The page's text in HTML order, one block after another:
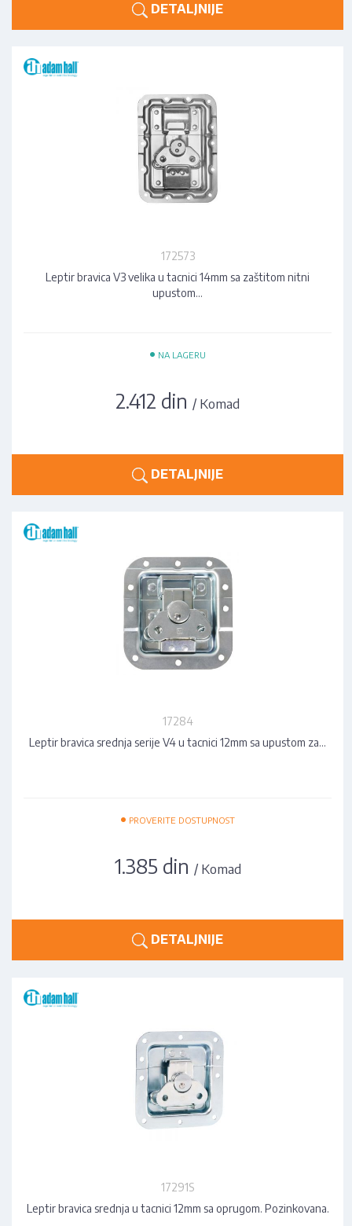
DETALJNIJE
172573
Leptir bravica V3 velika u tacnici 14mm sa zaštitom nitni
upustom…
• NA LAGERU
2.412 din / Komad
DETALJNIJE
17284
Leptir bravica srednja serije V4 u tacnici 12mm sa upustom za…
• PROVERITE DOSTUPNOST
1.385 din / Komad
DETALJNIJE
17291S
Leptir bravica srednja u tacnici 12mm sa oprugom. Pozinkovana.